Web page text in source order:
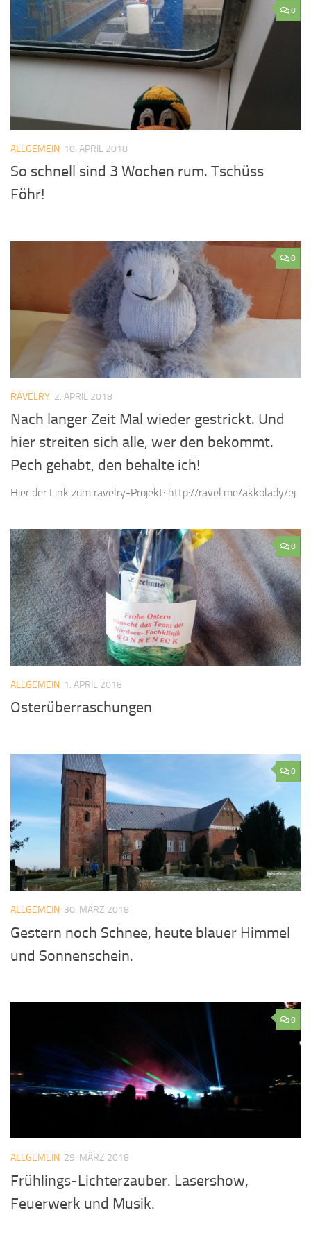
0
ALLGEMEIN 10. APRIL 2018
So schnell sind 3 Wochen rum. Tschüss
Föhr!
0
RAVELRY 2. APRIL 2018
Nach langer Zeit Mal wieder gestrickt. Und
hier streiten sich alle, wer den bekommt.
Pech gehabt, den behalte ich!
Hier der Link zum ravelry-Projekt: http://ravel.me/akkolady/ej
0
ALLGEMEIN 1. APRIL 2018
Osterüberraschungen
0
ALLGEMEIN 30. MÄRZ 2018
Gestern noch Schnee, heute blauer Himmel
und Sonnenschein.
0
ALLGEMEIN 29. MÄRZ 2018
Frühlings-Lichterzauber. Lasershow,
Feuerwerk und Musik.